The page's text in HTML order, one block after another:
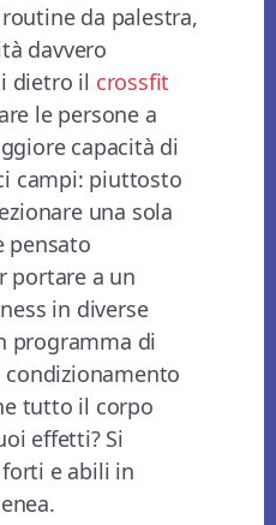
da palestra,
davvero
dietro il crossfit
le persone a
capacità di
campi: piuttosto
una sola
pensato
portare a un
in diverse
programma di
tutto il corpo
effetti? Si
e abili in